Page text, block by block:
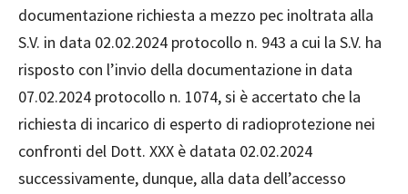
documentazione richiesta a mezzo pec inoltrata alla
S.V. in data 02.02.2024 protocollo n. 943 a cui la S.V. ha
risposto con l’invio della documentazione in data
07.02.2024 protocollo n. 1074, si è accertato che la
richiesta di incarico di esperto di radioprotezione nei
confronti del Dott. XXX è datata 02.02.2024
successivamente, dunque, alla data dell’accesso